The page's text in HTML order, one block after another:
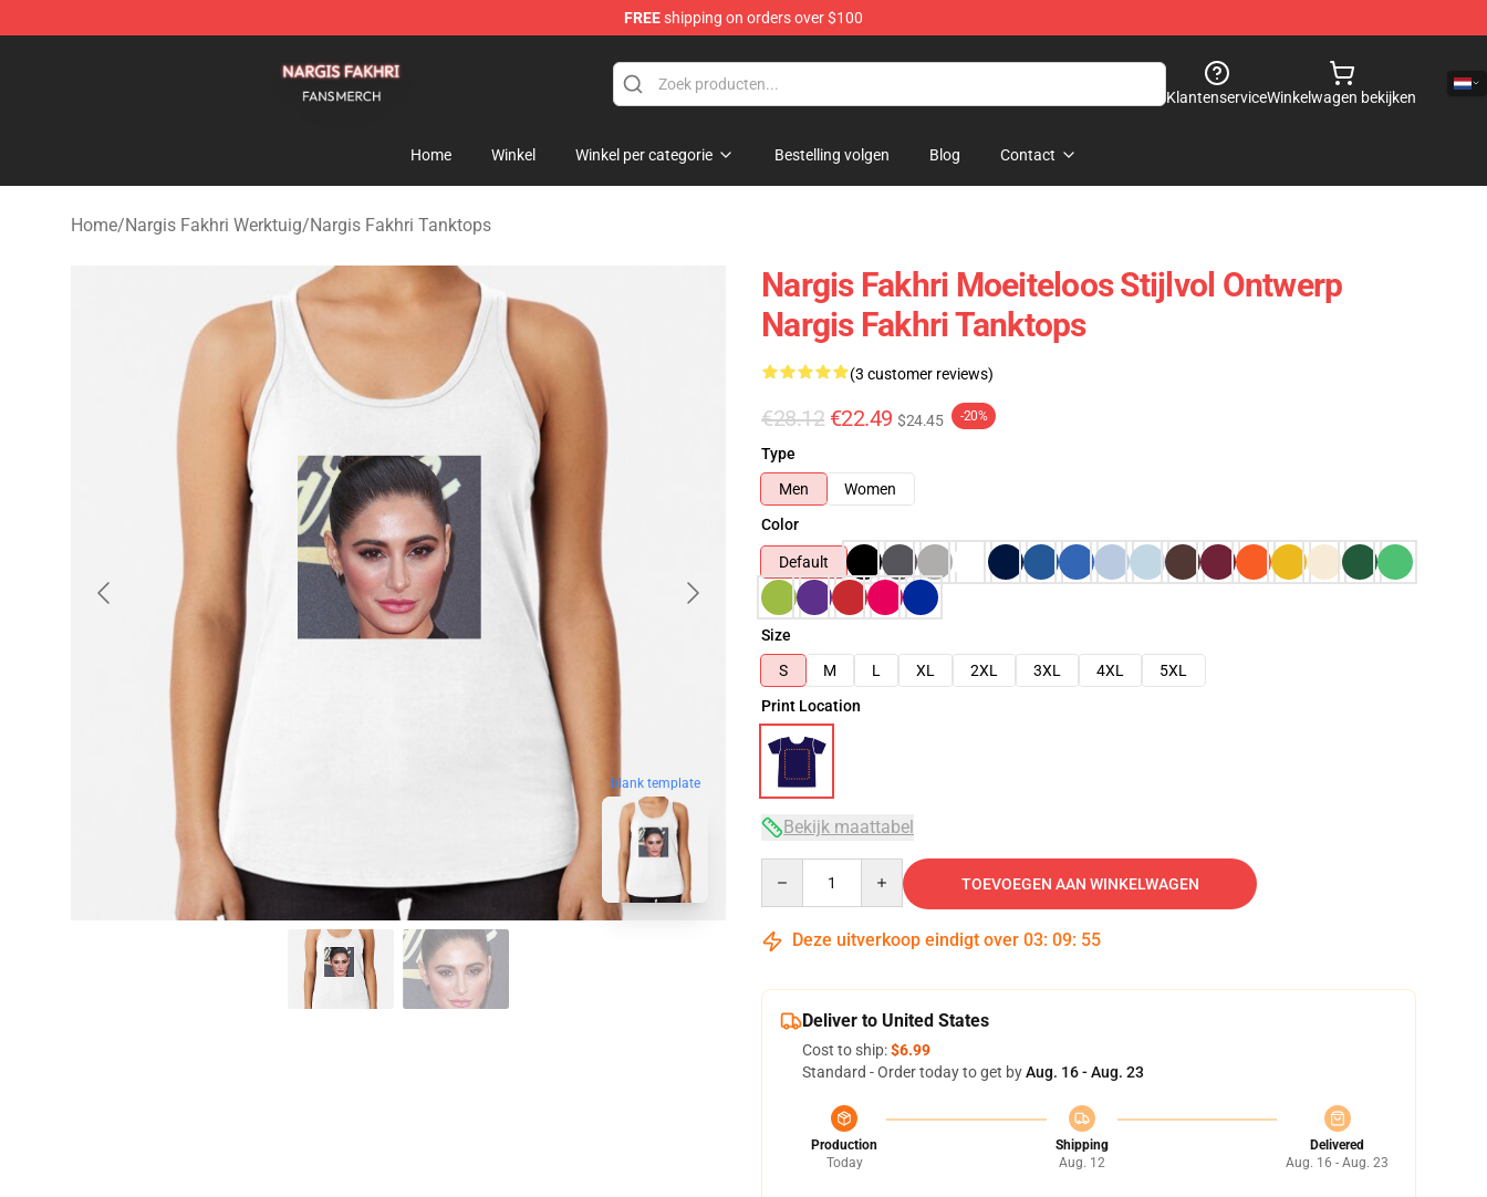
FREEshipping on orders over $100
KlantenserviceWinkelwagen bekijken
Home Winkel Winkel per categorie Bestelling volgen Blog Contact
Home/Nargis Fakhri Werktuig/Nargis Fakhri Tanktops
blank template
Nargis Fakhri Moeiteloos Stijlvol Ontwerp
Nargis Fakhri Tanktops
(3 customer reviews)
€28.12 €22.49 $24.45 -20%
Type
Men
Women
Color
Default
Size
S
M L XL 2XL 3XL 4XL
5XL
Print Location
Bekijk maattabel
TOEVOEGEN AAN WINKELWAGEN
Deze uitverkoop eindigt over 03: 09: 54
Deliver to United States
Cost to ship:$6.99
Standard - Order today to get byAug. 16 - Aug. 23
Production
Today
Shipping
Aug. 12
Delivered
Aug. 16 - Aug. 23